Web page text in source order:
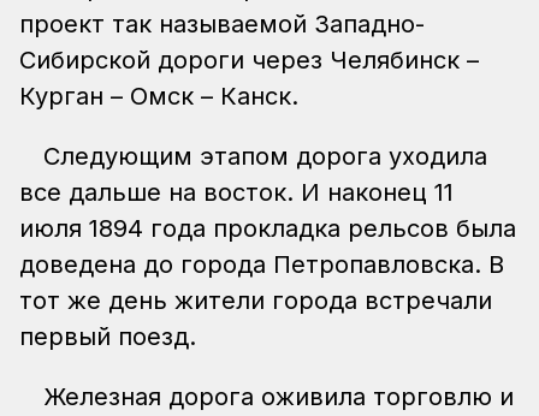
проект так называемой Западно-
Сибирской дороги через Челябинск –
Курган – Омск – Канск.
Следующим этапом дорога уходила
все дальше на восток. И наконец 11
июля 1894 года прокладка рельсов была
доведена до города Петропавловска. В
тот же день жители города встречали
первый поезд.
Железная дорога оживила торговлю и